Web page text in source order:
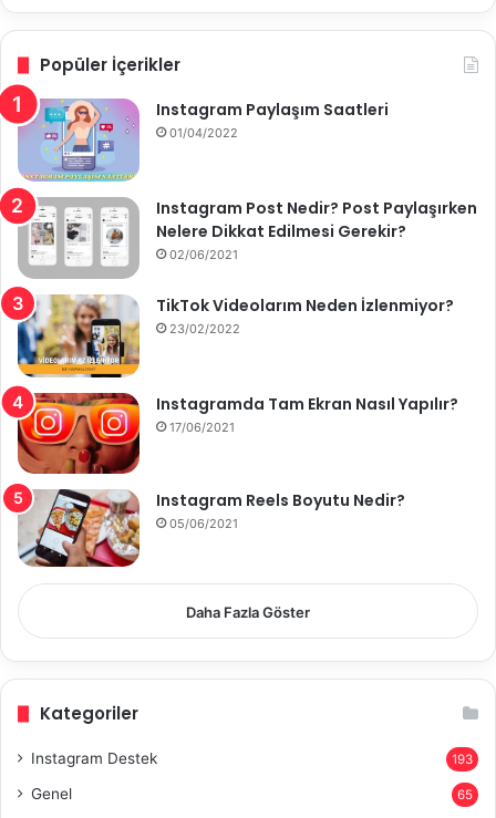
Popüler İçerikler
Instagram Paylaşım Saatleri
01/04/2022
Instagram Post Nedir? Post Paylaşırken
Nelere Dikkat Edilmesi Gerekir?
02/06/2021
TikTok Videolarım Neden İzlenmiyor?
23/02/2022
Instagramda Tam Ekran Nasıl Yapılır?
17/06/2021
Instagram Reels Boyutu Nedir?
05/06/2021
Daha Fazla Göster
Kategoriler
Instagram Destek 193
Genel 65